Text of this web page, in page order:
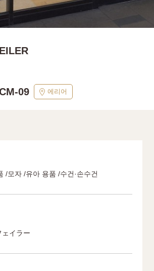
09 에리어
/모자 /유아 용품 /수건·손수건
イラー